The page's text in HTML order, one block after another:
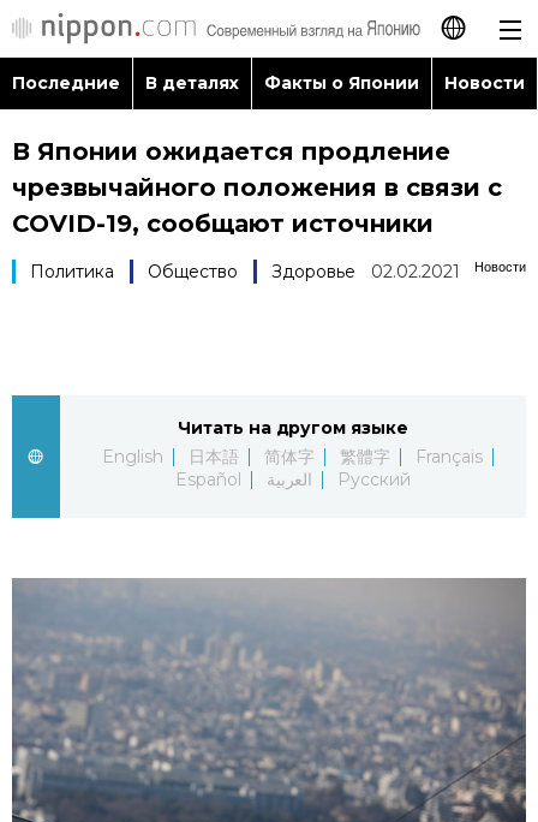
日本語
English
繁體字
العربية
Последние
Фото/Видео
Разделы
Люди
Блог
Популярные статьи
Японский язык official SNS
Последние В деталях Факты о Японии Новости
В Японии ожидается продление
чрезвычайного положения в связи с
COVID-19, сообщают источники
Новости
Политика Общество Здоровье 02.02.2021
Читать на другом языке
English
日本語 简体字 繁體字
Français
Español
العربية Русский